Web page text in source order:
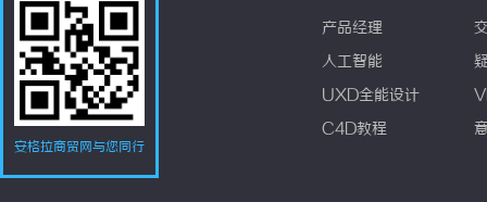
安格拉商贸网与您同行
产品经理
人工智能
UXD全能设计
C4D教程